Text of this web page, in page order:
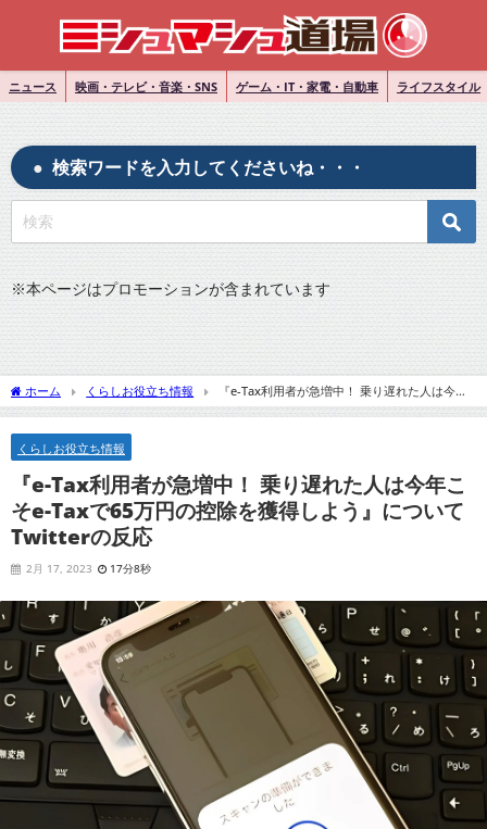
ニュース 映画・テレビ・音楽・SNS ゲーム・IT・家電・自動車 ライフスタイル
検索ワードを入力してくださいね・・・
※本ページはプロモーションが含まれています
ホーム くらしお役立ち情報
『e-Tax利用者が急増中！ 乗り遅れた人は今年
こそe-Taxで65万円の控除を獲得しよう』についてTwitterの反応
くらしお役立ち情報
『e-Tax利用者が急増中！ 乗り遅れた人は今年こ
そe-Taxで65万円の控除を獲得しよう』について
Twitterの反応
2月 17, 2023 17分8秒